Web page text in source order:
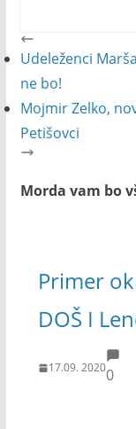
Udeleženci
ne bo!
Mojmir Zelko,
Petišovci
Morda vam bo
Primer
DOŠ I
17.09. 20200